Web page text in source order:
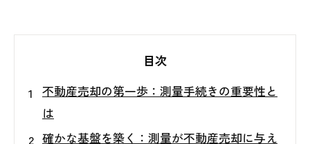
目次
不動産売却の第一歩：測量手続きの重要性と
は
確かな基盤を築く：測量が不動産売却に与え